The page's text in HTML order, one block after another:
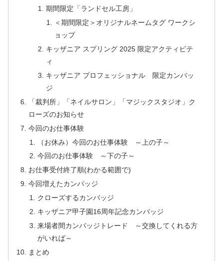
期間限定「ランドセル工房」
＜期間限定＞オリジナルネームタグ ワークシ
ョップ
キッザニア スプリング 2025 限定アクティビテ
ィ
キッザニア プロフェッショナル 限定カンバッ
ジ
「裁判所」「ネイルサロン」「マジックスタジオ」ク
ローズのお知らせ
今回のお仕事体験
（お休み）今回のお仕事体験 ～上の子～
今回のお仕事体験 ～下の子～
お仕事受付終了順(わかる範囲で)
今回増えたカンバッジ
クローズするカンバッジ
キッザニア甲子園16周年記念カンバッジ
来場者間カンバッジトレード ～交換してくれる方
がいれば～
まとめ